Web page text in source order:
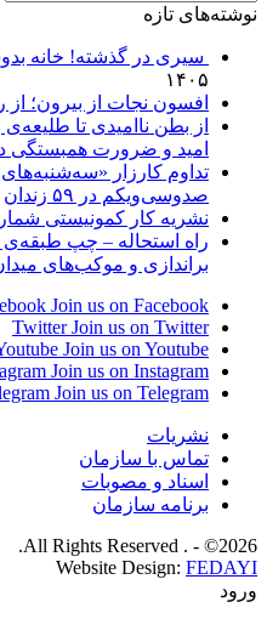
نوشته‌های تازه
سیری در گذشته! خانه
۱۴۰۵
افسون نجات از بیرون؛ از
از بطن ناامیدی تا
امید و ضرورت همبستگی
تداوم کارزار «سه‌شنبه‌های
صدوسی‌و‌یکم در ۵۹ زندان
نشریه کار کمونیستی شماره
راه استحاله – چپ
براندازی و موکب‌های
Join us on Facebook
Twitter Join us on Twitter
Join us on Youtube
Join us on Instagram
Join us on Telegram
نشریات
تماس با سازمان
اسناد و مصوبات
برنامه سازمان
2026© - . All Rights Reserved.
Website Design: FEDAYI
ورود